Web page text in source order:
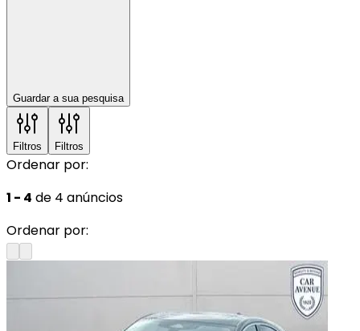
Guardar a sua pesquisa
Filtros Filtros
Ordenar por:
1 - 4 de 4 anúncios
Ordenar por: